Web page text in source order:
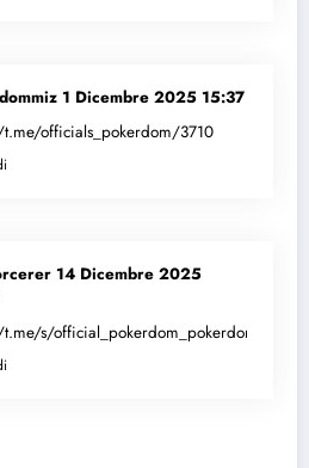
1 Dicembre 2025 15:37
officials_pokerdom/3710
14 Dicembre 2025
s/official_pokerdom_pokerdom